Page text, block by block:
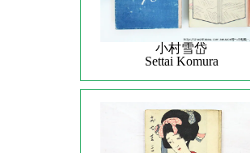
小村雪岱
Settai Komura